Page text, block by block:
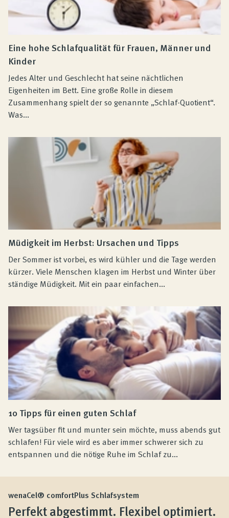
Eine hohe Schlafqualität für Frauen, Männer und
Kinder
Jedes Alter und Geschlecht hat seine nächtlichen
Eigenheiten im Bett. Eine große Rolle in diesem
Zusammenhang spielt der so genannte „Schlaf-Quotient“.
Was...
Müdigkeit im Herbst: Ursachen und Tipps
Der Sommer ist vorbei, es wird kühler und die Tage werden
kürzer. Viele Menschen klagen im Herbst und Winter über
ständige Müdigkeit. Mit ein paar einfachen...
10 Tipps für einen guten Schlaf
Wer tagsüber fit und munter sein möchte, muss abends gut
schlafen! Für viele wird es aber immer schwerer sich zu
entspannen und die nötige Ruhe im Schlaf zu...
wenaCel® comfortPlus Schlafsystem
Perfekt abgestimmt. Flexibel optimiert.